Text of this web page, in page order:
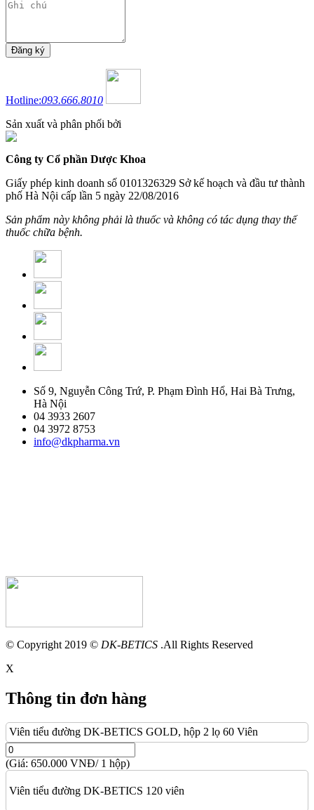
Hotline:093.666.8010
Sản xuất và phân phối bởi
Công ty Cổ phần Dược Khoa
Giấy phép kinh doanh số 0101326329 Sở kế hoạch và đầu tư thành
phố Hà Nội cấp lần 5 ngày 22/08/2016
Sản phẩm này không phải là thuốc và không có tác dụng thay thế
thuốc chữa bệnh.
Số 9, Nguyễn Công Trứ, P. Phạm Đình Hổ, Hai Bà Trưng,
Hà Nội
04 3933 2607
04 3972 8753
info@dkpharma.vn
© Copyright 2019 © DK-BETICS .All Rights Reserved
X
Thông tin đơn hàng
Viên tiểu đường DK-BETICS GOLD, hộp 2 lọ 60 Viên
(Giá: 650.000 VNĐ/ 1 hộp)
Viên tiểu đường DK-BETICS 120 viên